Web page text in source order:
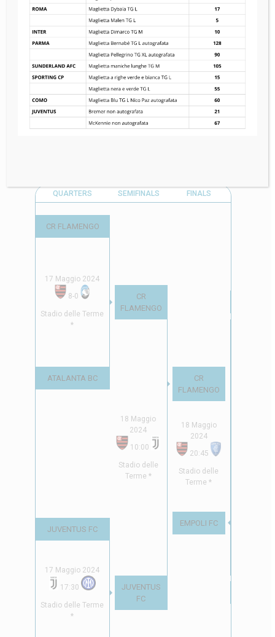
Winner
QUARTERS SEMIFINALS FINALS
CR FLAMENGO
17 Maggio 2024
8-0
Stadio delle Terme
*
CR
FLAMENGO
18 Maggio
2024
10:00
Stadio delle
Terme *
ATALANTA BC
CR
FLAMENGO
18 Maggio
2024
20:45
Stadio delle
Terme *
JUVENTUS FC
EMPOLI FC
17 Maggio 2024
17:30
Stadio delle Terme
*
JUVENTUS
FC